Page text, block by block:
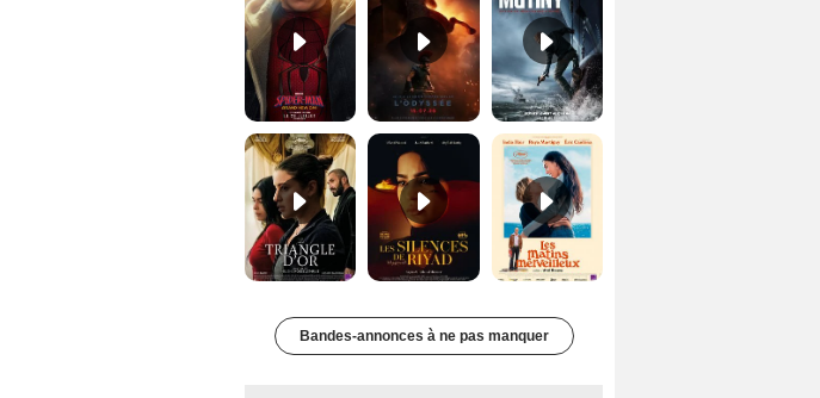
Les Silences de Riyad Bande-annonce VO STFR Les Matins merveilleux Bande-annonce VF
Bandes-annonces à ne pas manquer